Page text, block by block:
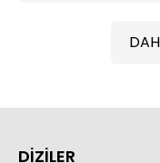
DİZİLER